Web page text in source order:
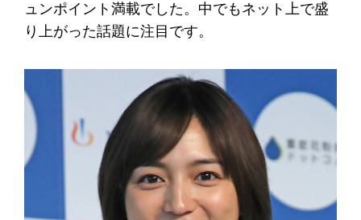
ュンポイント満載でした。中でもネット上で盛
り上がった話題に注目です。